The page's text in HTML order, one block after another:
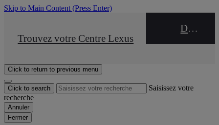
Skip to Main Content (Press Enter)
STOP DRIVE Takata
Trouvez votre Centre Lexus
DEALER NAME
Click to return to previous menu
Click to search
Saisissez votre
recherche
Annuler
Fermer